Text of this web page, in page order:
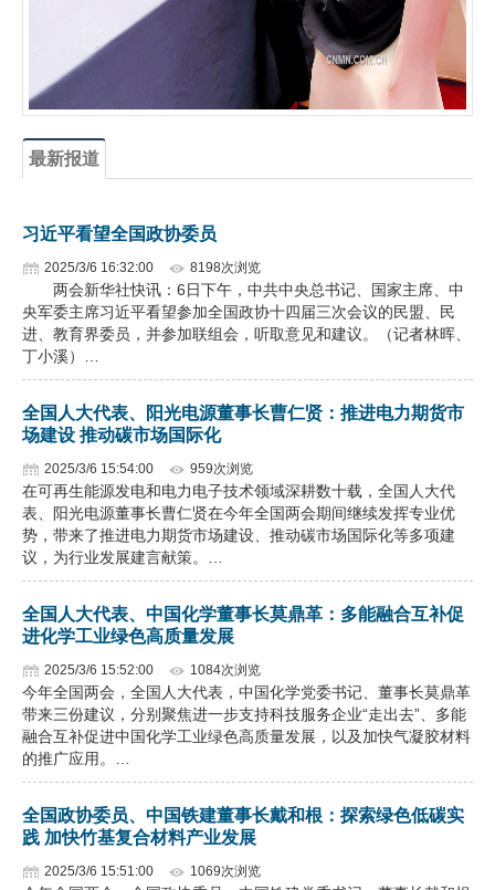
数字报
最新报道
习近平看望全国政协委员
2025/3/6 16:32:00 8198次浏览
两会新华社快讯：6日下午，中共中央总书记、国家主席、中
央军委主席习近平看望参加全国政协十四届三次会议的民盟、民
进、教育界委员，并参加联组会，听取意见和建议。（记者林晖、
丁小溪）…
全国人大代表、阳光电源董事长曹仁贤：推进电力期货市
场建设 推动碳市场国际化
2025/3/6 15:54:00 959次浏览
在可再生能源发电和电力电子技术领域深耕数十载，全国人大代
表、阳光电源董事长曹仁贤在今年全国两会期间继续发挥专业优
势，带来了推进电力期货市场建设、推动碳市场国际化等多项建
议，为行业发展建言献策。…
全国人大代表、中国化学董事长莫鼎革：多能融合互补促
进化学工业绿色高质量发展
2025/3/6 15:52:00 1084次浏览
今年全国两会，全国人大代表，中国化学党委书记、董事长莫鼎革
带来三份建议，分别聚焦进一步支持科技服务企业“走出去”、多能
融合互补促进中国化学工业绿色高质量发展，以及加快气凝胶材料
的推广应用。…
全国政协委员、中国铁建董事长戴和根：探索绿色低碳实
践 加快竹基复合材料产业发展
2025/3/6 15:51:00 1069次浏览